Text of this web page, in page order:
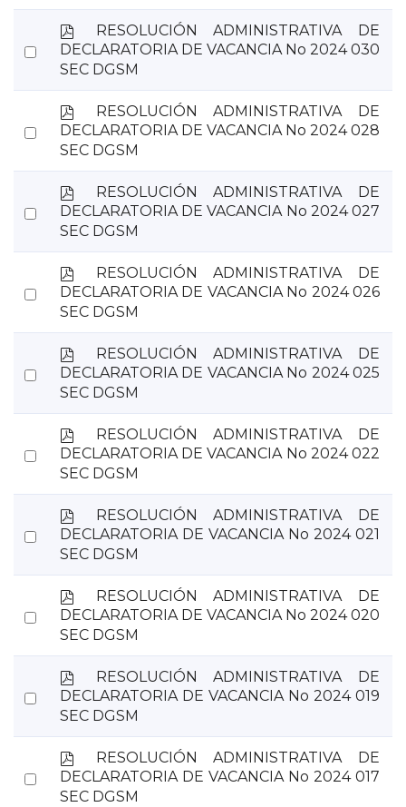
Select
p
d
f
RESOLUCIÓN ADMINISTRATIVA DE
DECLARATORIA DE VACANCIA No 2024 030
SEC DGSM
Select
p
d
f
RESOLUCIÓN ADMINISTRATIVA DE
DECLARATORIA DE VACANCIA No 2024 028
SEC DGSM
Select
p
d
f
RESOLUCIÓN ADMINISTRATIVA DE
DECLARATORIA DE VACANCIA No 2024 027
SEC DGSM
Select
p
d
f
RESOLUCIÓN ADMINISTRATIVA DE
DECLARATORIA DE VACANCIA No 2024 026
SEC DGSM
Select
p
d
f
RESOLUCIÓN ADMINISTRATIVA DE
DECLARATORIA DE VACANCIA No 2024 025
SEC DGSM
Select
p
d
f
RESOLUCIÓN ADMINISTRATIVA DE
DECLARATORIA DE VACANCIA No 2024 022
SEC DGSM
Select
p
d
f
RESOLUCIÓN ADMINISTRATIVA DE
DECLARATORIA DE VACANCIA No 2024 021
SEC DGSM
Select
p
d
f
RESOLUCIÓN ADMINISTRATIVA DE
DECLARATORIA DE VACANCIA No 2024 020
SEC DGSM
Select
p
d
f
RESOLUCIÓN ADMINISTRATIVA DE
DECLARATORIA DE VACANCIA No 2024 019
SEC DGSM
Select
p
d
f
RESOLUCIÓN ADMINISTRATIVA DE
DECLARATORIA DE VACANCIA No 2024 017
SEC DGSM